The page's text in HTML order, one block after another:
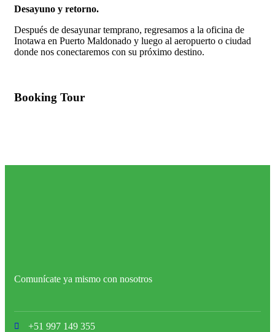
Desayuno y retorno.
Después de desayunar temprano, regresamos a la oficina de
Inotawa en Puerto Maldonado y luego al aeropuerto o ciudad
donde nos conectaremos con su próximo destino.
Booking Tour
Comunícate ya mismo con nosotros
+51 997 149 355